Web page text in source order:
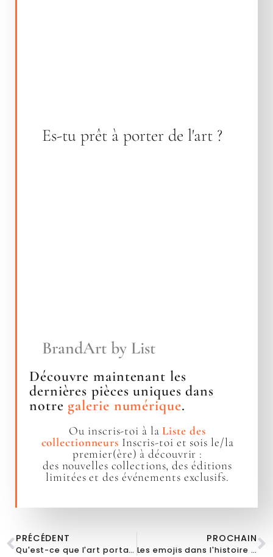
Es-tu prêt à porter de l'art ?
BrandArt by List
Découvre maintenant les
dernières pièces uniques dans
notre galerie numérique.
Ou inscris-toi à la Liste des
collectionneurs Inscris-toi et sois le/la
premier(ère) à découvrir :
des nouvelles collections, des éditions
limitées et des événements exclusifs.
PRÉCÉDENT
Qu'est-ce que l'art portable ?
PROCHAIN
Les emojis dans l'histoire de l'art